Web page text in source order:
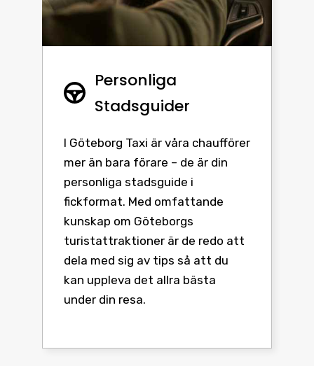
Personliga
Stadsguider
I Göteborg Taxi är våra chaufförer
mer än bara förare – de är din
personliga stadsguide i
fickformat. Med omfattande
kunskap om Göteborgs
turistattraktioner är de redo att
dela med sig av tips så att du
kan uppleva det allra bästa
under din resa.